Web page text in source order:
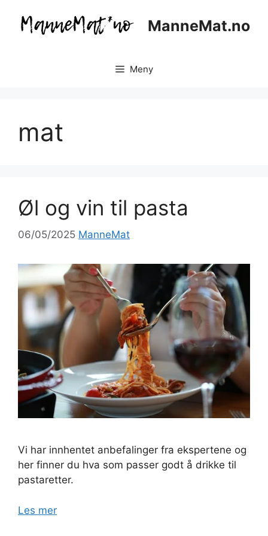
innhold
ManneMat.no
Meny
mat
Øl og vin til pasta
06/05/2025 ManneMat
Vi har innhentet anbefalinger fra ekspertene og
her finner du hva som passer godt å drikke til
pastaretter.
Les mer